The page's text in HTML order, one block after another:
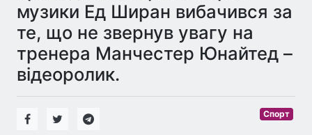
музики Ед Ширан вибачився за
те, що не звернув увагу на
тренера Манчестер Юнайтед –
відеоролик.
Спорт